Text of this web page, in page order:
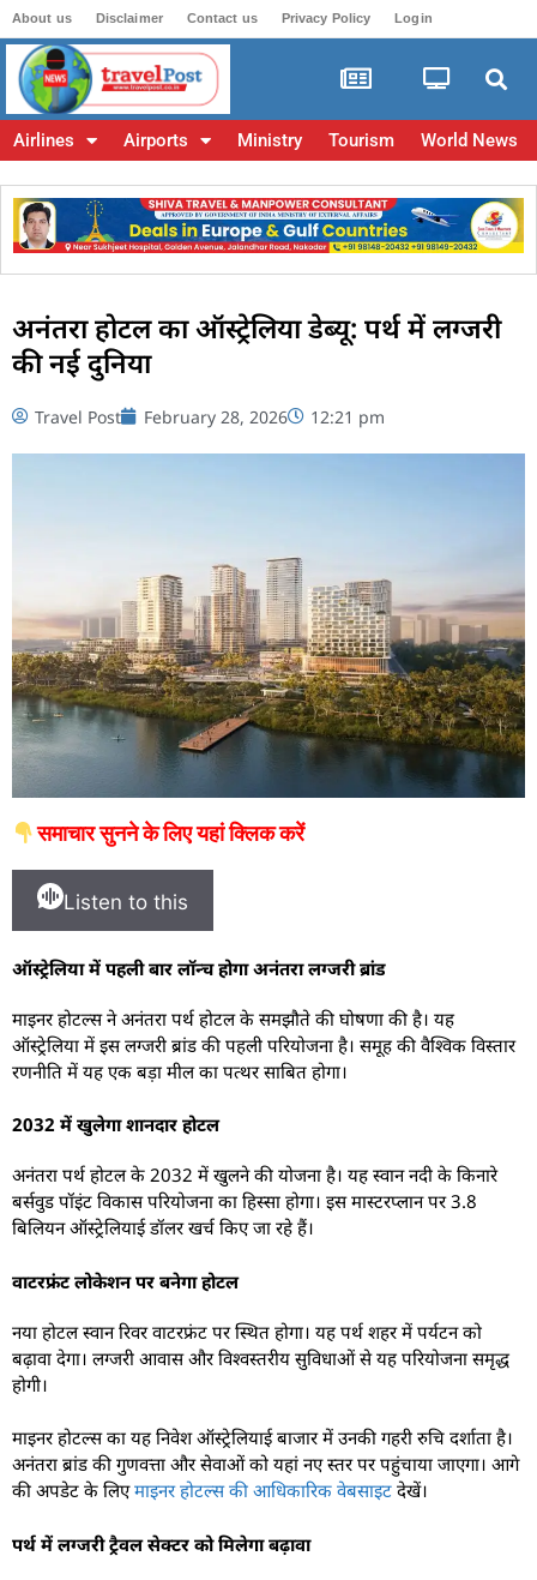
About us Disclaimer Contact us Privacy Policy Login
Airlines Airports Ministry Tourism World News
अनंतरा होटल का ऑस्ट्रेलिया डेब्यू: पर्थ में लग्जरी
की नई दुनिया
Travel Post February 28, 2026 12:21 pm
समाचार सुनने के लिए यहां क्लिक करें
Listen to this
ऑस्ट्रेलिया में पहली बार लॉन्च होगा अनंतरा लग्जरी ब्रांड
माइनर होटल्स ने अनंतरा पर्थ होटल के समझौते की घोषणा की है। यह
ऑस्ट्रेलिया में इस लग्जरी ब्रांड की पहली परियोजना है। समूह की वैश्विक विस्तार
रणनीति में यह एक बड़ा मील का पत्थर साबित होगा।
2032 में खुलेगा शानदार होटल
अनंतरा पर्थ होटल के 2032 में खुलने की योजना है। यह स्वान नदी के किनारे
बर्सवुड पॉइंट विकास परियोजना का हिस्सा होगा। इस मास्टरप्लान पर 3.8
बिलियन ऑस्ट्रेलियाई डॉलर खर्च किए जा रहे हैं।
वाटरफ्रंट लोकेशन पर बनेगा होटल
नया होटल स्वान रिवर वाटरफ्रंट पर स्थित होगा। यह पर्थ शहर में पर्यटन को
बढ़ावा देगा। लग्जरी आवास और विश्वस्तरीय सुविधाओं से यह परियोजना समृद्ध
होगी।
माइनर होटल्स का यह निवेश ऑस्ट्रेलियाई बाजार में उनकी गहरी रुचि दर्शाता है।
अनंतरा ब्रांड की गुणवत्ता और सेवाओं को यहां नए स्तर पर पहुंचाया जाएगा। आगे
की अपडेट के लिएमाइनर होटल्स की आधिकारिक वेबसाइट देखें।
पर्थ में लग्जरी ट्रैवल सेक्टर को मिलेगा बढ़ावा